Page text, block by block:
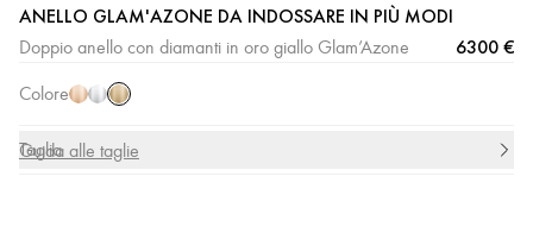
ANELLO GLAM'AZONE DA INDOSSARE IN PIÙ MODI
Doppio anello con diamanti in oro giallo Glam’Azone 6300 €
Colore
Oro
rosa
Oro
biancogiallo
Guida alle taglie
Taglia